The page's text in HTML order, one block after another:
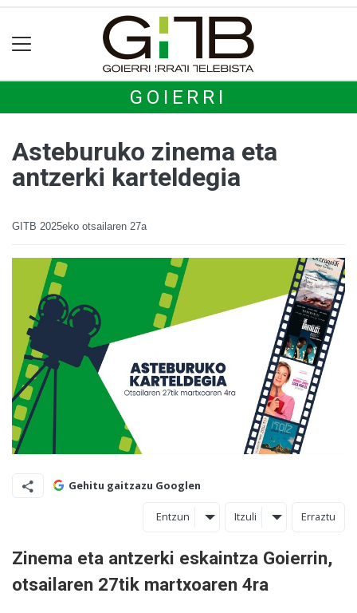
GOIERRI
Asteburuko zinema eta
antzerki karteldegia
GITB 2025eko otsailaren 27a
Gehitu gaitzazu Googlen
Entzun Itzuli Erraztu
Zinema eta antzerki eskaintza Goierrin,
otsailaren 27tik martxoaren 4ra